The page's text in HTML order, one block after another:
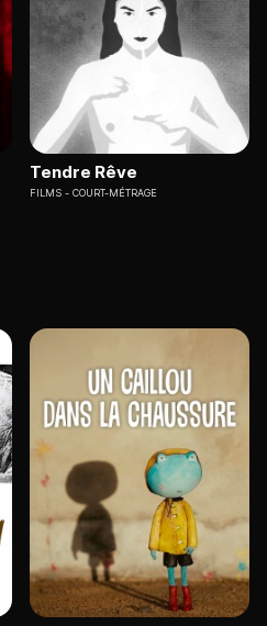
Tendre Rêve
FILMS COURT-MÉTRAGE